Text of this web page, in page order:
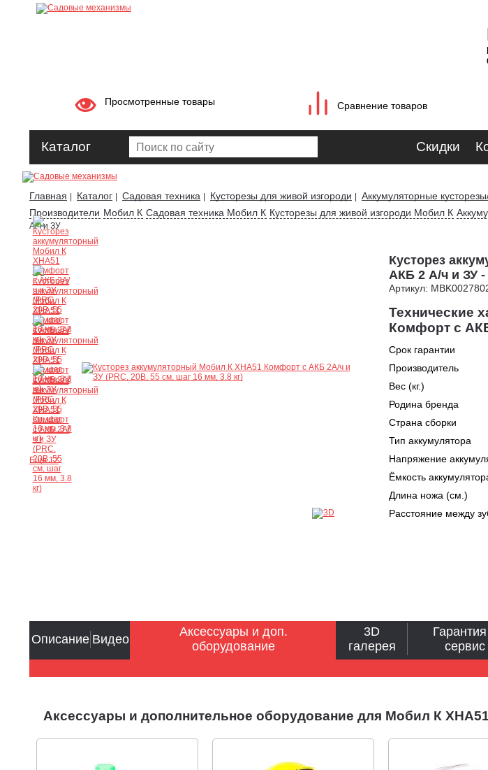
Просмотренные товары Сравнение товаров
Каталог Скидки
Главная Каталог Садовая техника Кусторезы для живой изгороди Аккумуляторные
Производители Мобил К Садовая техника Мобил К Кусторезы для живой изгороди Мобил К
А/ч и ЗУ
Ещё 12
Кусторез
АКБ 2 А/ч и ЗУ -
Артикул:
Технические
Комфорт с
Срок гарантии
Производитель
Вес (кг.)
Родина бренда
Страна сборки
Тип аккумулятора
Напряжение
Ёмкость
Длина ножа (cм.)
Расстояние между
Аксессуары и дополнительное оборудование для Мобил К
Описание Видео
Аксессуары и доп.
оборудование
3D
галерея
сервис